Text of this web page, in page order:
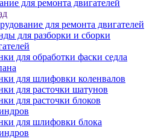
для ремонта двигателей
для ремонта двигателей
для разборки и сборки
для обработки фаски седла
для шлифовки коленвалов
для расточки шатунов
для расточки блоков
для шлифовки блока